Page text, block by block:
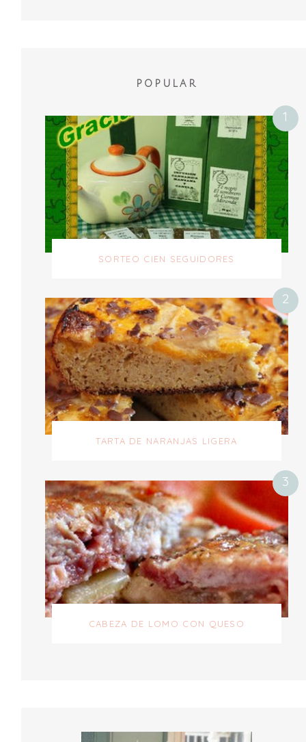
POPULAR
SORTEO CIEN SEGUIDORES
TARTA DE NARANJAS LIGERA
CABEZA DE LOMO CON QUESO